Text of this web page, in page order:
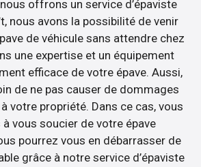
offrons un service d’épaviste
nous avons la possibilité de venir
de véhicule sans attendre chez
une expertise et un équipement
efficace de votre épave. Aussi,
de ne pas causer de dommages
votre propriété. Dans ce cas, vous
à vous soucier de votre épave
pourrez vous en débarrasser de
grâce à notre service d’épaviste